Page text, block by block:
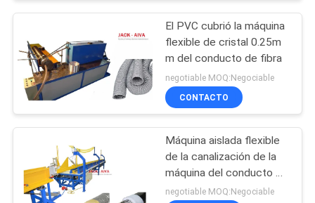
CONTROL
DE
CALIDAD
CONTACTA
NOSOTROS
Máquinas para
bridas de conductos
rectangulares
13
El PVC cubrió la máquina
flexible de cristal 0.25m
m del conducto de fibra
negotiable MOQ:Negociable
CONTACTO
Máquina aislada flexible
de la canalización de la
máquina del conducto de
la HVAC
negotiable MOQ:Negociable